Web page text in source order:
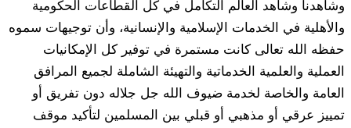
وشاهدنا وشاهد العالم التكامل في كل القطاعات الحكومية
والأهلية في الخدمات الإسلامية والإنسانية، وأن توجيهات سموه
حفظه الله تعالى كانت مستمرة في توفير كل الإمكانيات
العملية والعلمية الخدماتية والتهيئة الشاملة لجميع المرافق
العامة والخاصة لخدمة ضيوف الله جل جلاله دون تفريق أو
تمييز عرقي أو مذهبي أو قبلي بين المسلمين لتأكيد موقف